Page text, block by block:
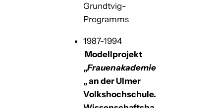
Grundtvig-
Programms
1987-1994
Modellprojekt
„Frauenakademie
„an der Ulmer
Volkshochschule.